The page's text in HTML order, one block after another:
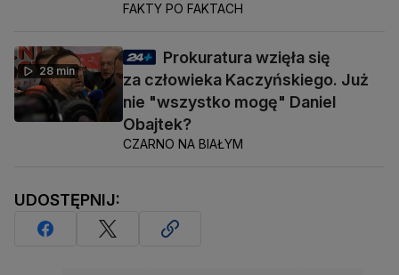
FAKTY PO FAKTACH
28 min
Prokuratura wzięła się
za człowieka Kaczyńskiego. Już
nie "wszystko mogę" Daniel
Obajtek?
CZARNO NA BIAŁYM
UDOSTĘPNIJ: